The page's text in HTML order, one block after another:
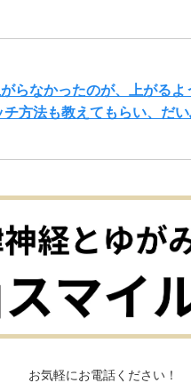
らなかったのが、上がるよ
方法も教えてもらい、だ
お気軽にお電話ください！